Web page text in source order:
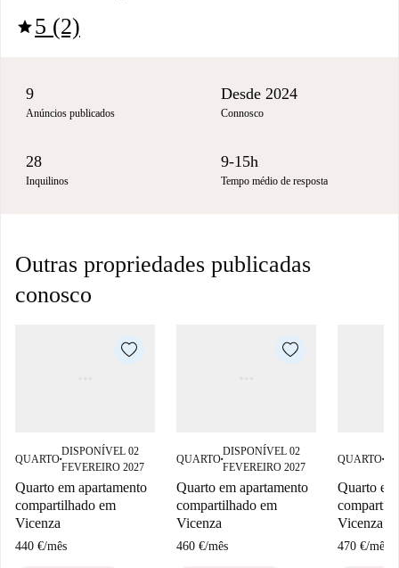
star5 (2)
9
Anúncios publicados
Desde 2024
Connosco
28
Inquilinos
9-15h
Tempo médio de resposta
Outras propriedades publicadas
conosco
QUARTO■
DISPONÍVEL 02
FEVEREIRO 2027
Quarto em apartamento
compartilhado em
Vicenza
440 €/mês
QUARTO■
DISPONÍVEL 02
FEVEREIRO 2027
Quarto em apartamento
compartilhado em
Vicenza
460 €/mês
QUARTO■
Quarto
Vicenza
470 €/mês